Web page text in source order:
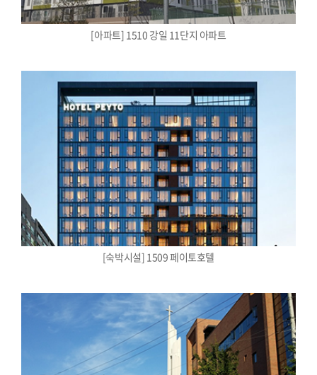
[아파트] 1510 강일 11단지 아파트
[숙박시설] 1509 페이토호텔